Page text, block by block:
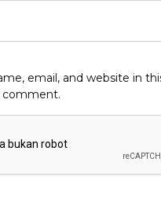
email, and website in